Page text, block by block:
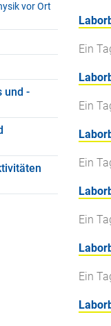
vor Ort
und -
Ein
Ein
Ein
Ein
Ein